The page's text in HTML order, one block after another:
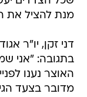
מנת להציל את
דני זקן, יו"ר
בתגובה: "אני
האוצר נענו
מדובר בצעד